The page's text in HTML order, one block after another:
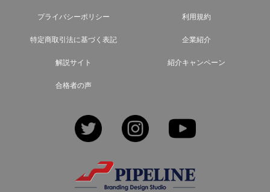
プライバシーポリシー 利用規約
特定商取引法に基づく表記 企業紹介
解説サイト 紹介キャンペーン
合格者の声
Twitter Instagram